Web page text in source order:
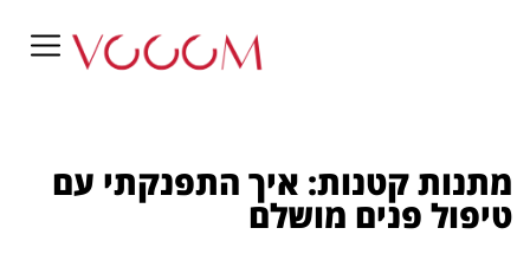
מתנות קטנות: איך התפנקתי עם
טיפול פנים מושלם